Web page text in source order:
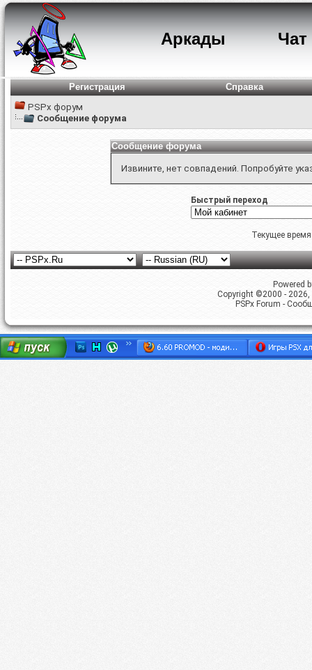
Аркады Чат
Регистрация
Справка
PSPx форум
Сообщение форума
Сообщение форума
Извините, нет совпадений. Попробуйте
Быстрый переход
Текущее
Powered
Copyright ©2000 -
PSPx Forum -